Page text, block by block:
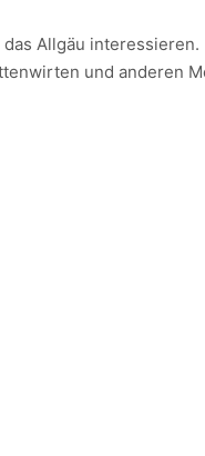
Allgäu interessieren.
und anderen